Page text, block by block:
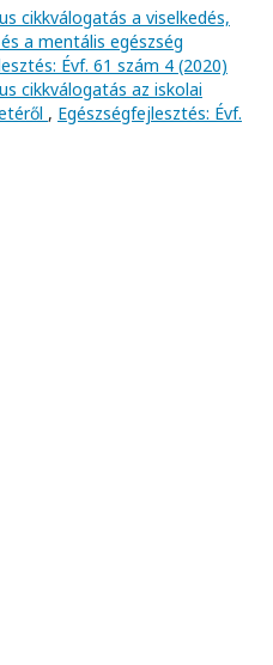
cikkválogatás a viselkedés,
a mentális egészség
Évf. 61 szám 4 (2020)
cikkválogatás az iskolai
, Egészségfejlesztés: Évf.